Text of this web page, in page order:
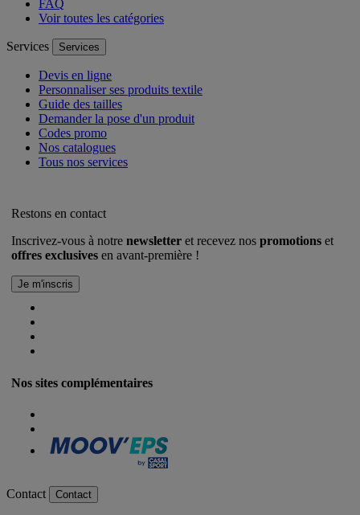
FAQ
Voir toutes les catégories
Services Services
Devis en ligne
Personnaliser ses produits textile
Guide des tailles
Demander la pose d'un produit
Codes promo
Nos catalogues
Tous nos services
Restons en contact
Inscrivez-vous à notre newsletter et recevez nos promotions et
offres exclusives en avant-première !
Nos sites complémentaires
Contact Contact